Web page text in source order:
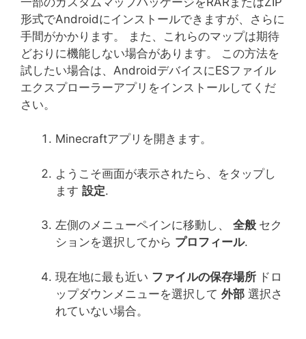
形式でAndroidにインストールできますが、さらに
手間がかかります。 また、これらのマップは期待
どおりに機能しない場合があります。 この方法を
試したい場合は、AndroidデバイスにESファイル
エクスプローラーアプリをインストールしてくだ
さい。
Minecraftアプリを開きます。
ようこそ画面が表示されたら、をタップし
ます 設定.
左側のメニューペインに移動し、 全般 セク
ションを選択してから プロフィール.
現在地に最も近い ファイルの保存場所 ドロ
ップダウンメニューを選択して 外部 選択さ
れていない場合。